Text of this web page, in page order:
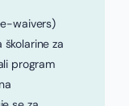
waivers)
za
program